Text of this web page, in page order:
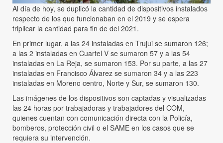
Al día de hoy, se duplicó la cantidad de dispositivos instalados
respecto de los que funcionaban en el 2019 y se espera
triplicar la cantidad para fin de del 2021.
En primer lugar, a las 24 instaladas en Trujui se sumaron 126;
a las 2 instaladas en Cuartel V se sumaron 57 y a las 54
instaladas en La Reja, se sumaron 153. Por su parte, a las 27
instaladas en Francisco Álvarez se sumaron 34 y a las 223
instaladas en Moreno centro, Norte y Sur, se sumaron 130.
Las imágenes de los dispositivos son captadas y visualizadas
las 24 horas por trabajadoras y trabajadores del COM,
quienes cuentan con comunicación directa con la Policía,
bomberos, protección civil o el SAME en los casos que se
requiera su intervención.